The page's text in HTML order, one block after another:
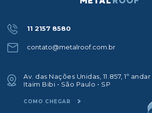
11 2157 8580
contato@metalroof.com.br
Av. das Nações Unidas, 11.857, 1º andar
Itaim Bibi • São Paulo • SP
COMO CHEGAR